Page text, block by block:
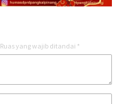
Ruas yang wajib ditandai *